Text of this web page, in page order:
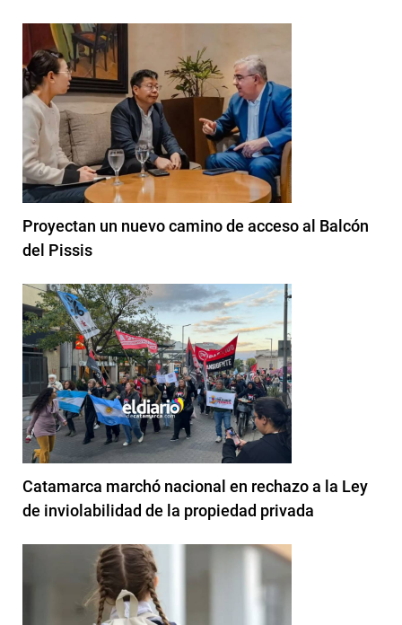
Proyectan un nuevo camino de acceso al Balcón
del Pissis
Catamarca marchó nacional en rechazo a la Ley
de inviolabilidad de la propiedad privada